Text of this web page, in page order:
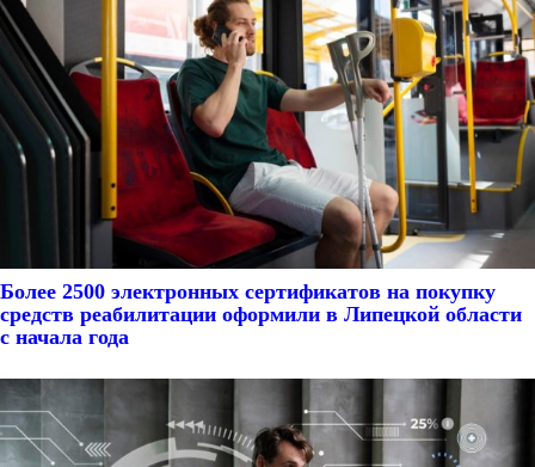
Более 2500 электронных сертификатов на покупку
средств реабилитации оформили в Липецкой области
с начала года